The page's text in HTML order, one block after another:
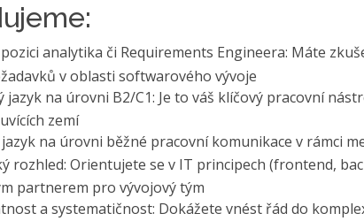
analytika či Requirements Engineera: Máte
v oblasti softwarového vývoje
jazyk na úrovni B2/C1: Je to váš klíčový pracovní
zemí
na úrovni běžné pracovní komunikace v rámci
rozhled: Orientujete se v IT principech (frontend,
partnerem pro vývojový tým
a systematičnost: Dokážete vnést řád do